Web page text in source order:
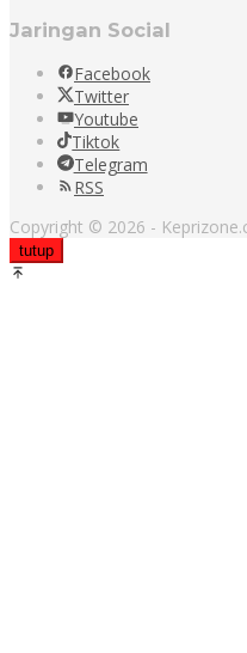
Jaringan Social
Facebook
Twitter
Youtube
Tiktok
Telegram
RSS
Copyright © 2026 -
tutup